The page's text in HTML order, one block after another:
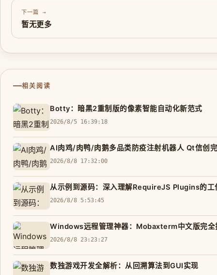
下一篇 →
暂无更多
相关阅读
Botty：暗黑2重制版的像素智能自动化新范式
2026/8/5 16:39:18
AI肉鸡/肉鸭/肉鹅多品类防疫注射机器人 Qt信创
2026/8/8 17:32:00
从示例到源码：深入理解RequireJS Plugins的工
2026/8/8 5:53:45
Windows远程管理神器：Mobaxterm中文版完全
2026/8/8 23:23:27
数独游戏开发全解析：从回溯算法到GUI实现